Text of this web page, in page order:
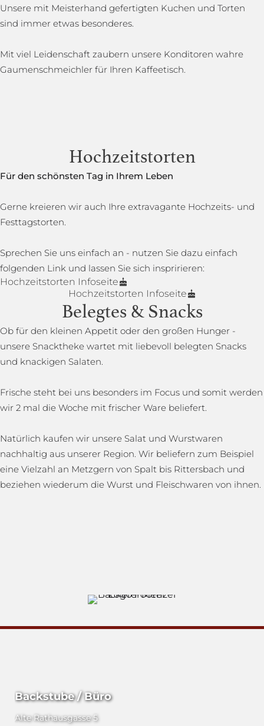
Unsere mit Meisterhand gefertigten Kuchen und Torten
sind immer etwas besonderes.
Mit viel Leidenschaft zaubern unsere Konditoren wahre
Gaumenschmeichler für Ihren Kaffeetisch.
Hochzeitstorten
Für den schönsten Tag in Ihrem Leben
Gerne kreieren wir auch Ihre extravagante Hochzeits- und
Festtagstorten.
Sprechen Sie uns einfach an - nutzen Sie dazu einfach
folgenden Link und lassen Sie sich inspririeren:
Hochzeitstorten Infoseite
Hochzeitstorten Infoseite
Belegtes & Snacks
Ob für den kleinen Appetit oder den großen Hunger -
unsere Snacktheke wartet mit liebevoll belegten Snacks
und knackigen Salaten.
Frische steht bei uns besonders im Focus und somit werden
wir 2 mal die Woche mit frischer Ware beliefert.
Natürlich kaufen wir unsere Salat und Wurstwaren
nachhaltig aus unserer Region. Wir beliefern zum Beispiel
eine Vielzahl an Metzgern von Spalt bis Rittersbach und
beziehen wiederum die Wurst und Fleischwaren von ihnen.
Backstube / Büro
Alte Rathausgasse 5